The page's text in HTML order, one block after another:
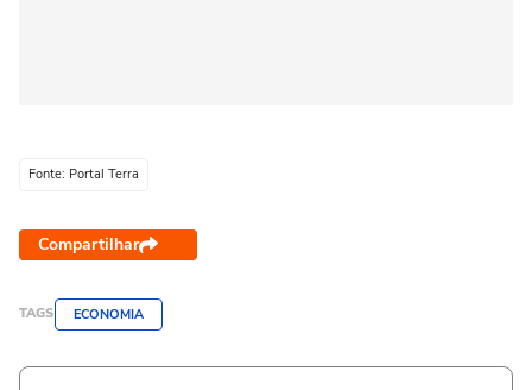
Fonte: Portal Terra
Compartilhar
TAGS ECONOMIA